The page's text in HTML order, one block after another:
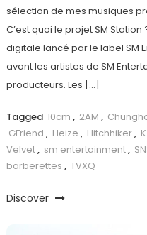
sélection de mes musiques
C’est quoi le projet SM Station
digitale lancé par le label SM
avant les artistes de SM
producteurs. Les […]
Tagged 10cm , 2AM ,
GFriend , Heize , Hitchhiker,
Velvet, sm entertainment,
barberettes , TVXQ
Discover